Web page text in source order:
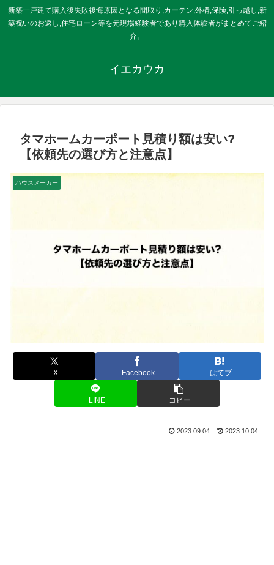
新築一戸建て購入後失敗後悔原因となる間取り,カーテン,外構,保険,引っ越し,新
築祝いのお返し,住宅ローン等を元現場経験者であり購入体験者がまとめてご紹
介。
イエカウカ
タマホームカーポート見積り額は安い?
【依頼先の選び方と注意点】
ハウスメーカー
X Facebook はてブ
LINE コピー
2023.09.04 2023.10.04